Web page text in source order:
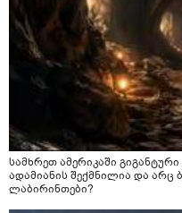
სამხრეთ ამერიკაში
ადამიანის შექმნილია და არც
ლაბირინთები?